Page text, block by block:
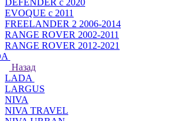
DEFENDER с 2020
EVOQUE с 2011
FREELANDER 2 2006-2014
RANGE ROVER 2002-2011
RANGE ROVER 2012-2021
Назад
LADA
LARGUS
NIVA
NIVA TRAVEL